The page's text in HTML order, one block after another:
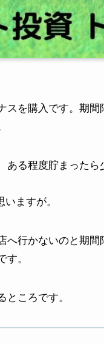
を購入です。期間
る程度貯まった
ますが。
へ行かないのと期
。
ころです。